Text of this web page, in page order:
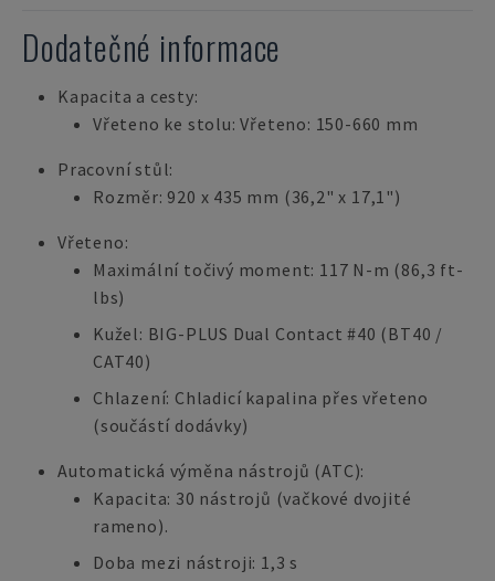
Dodatečné informace
Kapacita a cesty:
Vřeteno ke stolu: Vřeteno: 150-660 mm
Pracovní stůl:
Rozměr: 920 x 435 mm (36,2" x 17,1")
Vřeteno:
Maximální točivý moment: 117 N-m (86,3 ft-
lbs)
Kužel: BIG-PLUS Dual Contact #40 (BT40 /
CAT40)
Chlazení: Chladicí kapalina přes vřeteno
(součástí dodávky)
Automatická výměna nástrojů (ATC):
Kapacita: 30 nástrojů (vačkové dvojité
rameno).
Doba mezi nástroji: 1,3 s